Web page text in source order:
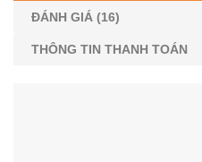
ĐÁNH GIÁ (16)
THÔNG TIN THANH TOÁN